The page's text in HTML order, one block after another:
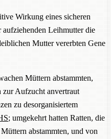
Wirkung eines sicheren
Leihmutter die
Mutter vererbten Gene
Müttern abstammten,
zur Aufzucht anvertraut
zu desorganisiertem
; umgekehrt hatten Ratten, die
abstammten, und von